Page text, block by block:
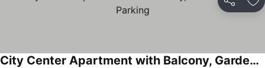
Bagikan
City Center Apartment with Balcony, Garden & Free Parking